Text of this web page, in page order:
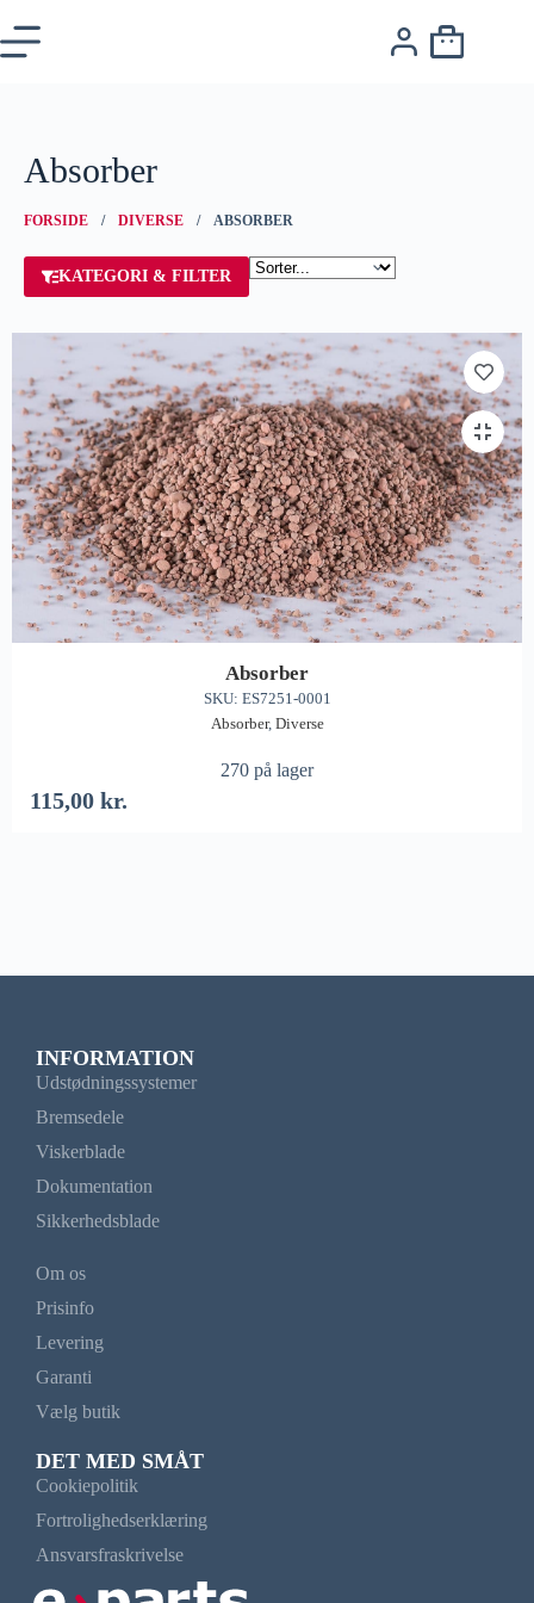
Absorber
FORSIDE / DIVERSE / ABSORBER
KATEGORI & FILTER
Absorber
SKU: ES7251-0001
Absorber, Diverse
270 på lager
115,00 kr.
INFORMATION
Udstødningssystemer
Bremsedele
Viskerblade
Dokumentation
Sikkerhedsblade
Om os
Prisinfo
Levering
Garanti
Vælg butik
DET MED SMÅT
Cookiepolitik
Fortrolighedserklæring
Ansvarsfraskrivelse